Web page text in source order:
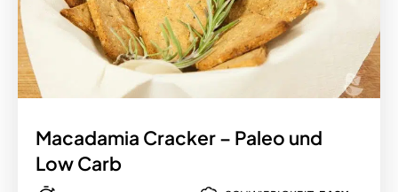
Macadamia Cracker – Paleo und
Low Carb